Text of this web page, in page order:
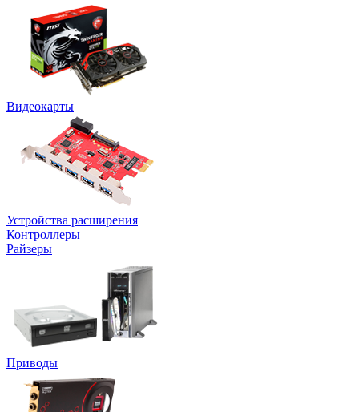
Видеокарты
Устройства расширения
Контроллеры
Райзеры
Приводы